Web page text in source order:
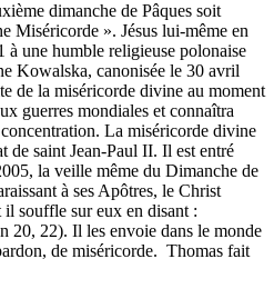
dimanche de Pâques soit
Miséricorde ». Jésus lui-même en
à une humble religieuse polonaise
Kowalska, canonisée le 30 avril
de la miséricorde divine au moment
guerres mondiales et connaîtra
La miséricorde divine
de saint Jean-Paul II. Il est entré
la veille même du Dimanche de
à ses Apôtres, le Christ
il souffle sur eux en disant :
20, 22). Il les envoie dans le monde
de miséricorde. Thomas fait